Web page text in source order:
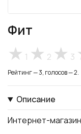
Фит
1 2 3
Рейтинг — 3, голосов — 2.
Описание
Интернет-